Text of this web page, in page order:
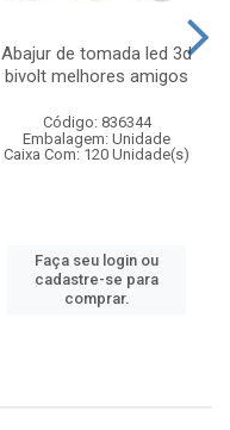
Abajur de tomada led 3d
bivolt melhores amigos
Código: 836344
Embalagem: Unidade
Caixa Com: 120 Unidade(s)
Faça seu login ou
cadastre-se para
comprar.